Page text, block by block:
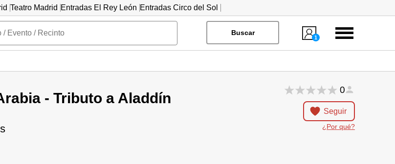
Teatro Madrid Entradas El Rey León Entradas Circo del Sol
Buscar
1
Menú
- Tributo a Aladdín
0
Seguir
¿Por qué?